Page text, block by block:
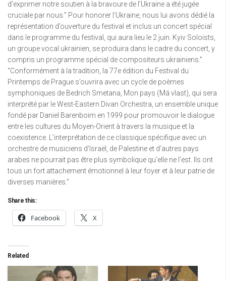
d’exprimer notre soutien à la bravoure de l’Ukraine a été jugée
cruciale par nous.” Pour honorer l’Ukraine, nous lui avons dédié la
représentation d’ouverture du festival et inclus un concert spécial
dans le programme du festival, qui aura lieu le 2 juin. Kyiv Soloists,
un groupe vocal ukrainien, se produira dans le cadre du concert, y
compris un programme spécial de compositeurs ukrainiens.”
“Conformément à la tradition, la 77e édition du Festival du
Printemps de Prague s’ouvrira avec un cycle de poèmes
symphoniques de Bedrich Smetana, Mon pays (Má vlast), qui sera
interprété par le West-Eastern Divan Orchestra, un ensemble unique
fondé par Daniel Barenboim en 1999 pour promouvoir le dialogue
entre les cultures du Moyen-Orient à travers la musique et la
coexistence. L’interprétation de ce classique spécifique avec un
orchestre de musiciens d’Israël, de Palestine et d’autres pays
arabes ne pourrait pas être plus symbolique qu’elle ne l’est. Ils ont
tous un fort attachement émotionnel à leur foyer et à leur patrie de
diverses manières.”
Share this:
Facebook X
Related